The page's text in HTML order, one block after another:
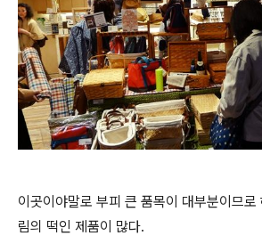
이곳이야말로 부피 큰 품목이 대부분이므로
림의 떡인 제품이 많다.